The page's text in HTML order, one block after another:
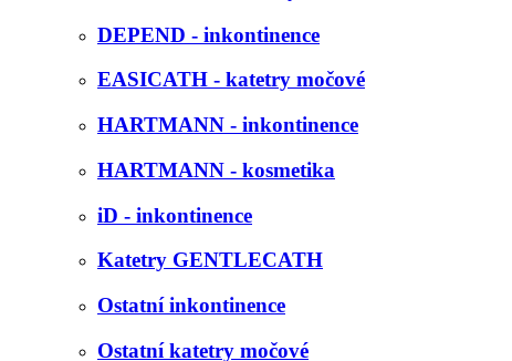
DEPEND - inkontinence
EASICATH - katetry močové
HARTMANN - inkontinence
HARTMANN - kosmetika
iD - inkontinence
Katetry GENTLECATH
Ostatní inkontinence
Ostatní katetry močové